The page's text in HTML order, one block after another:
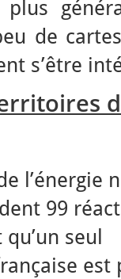
plus
de
s’être
l’énergie
99
seul